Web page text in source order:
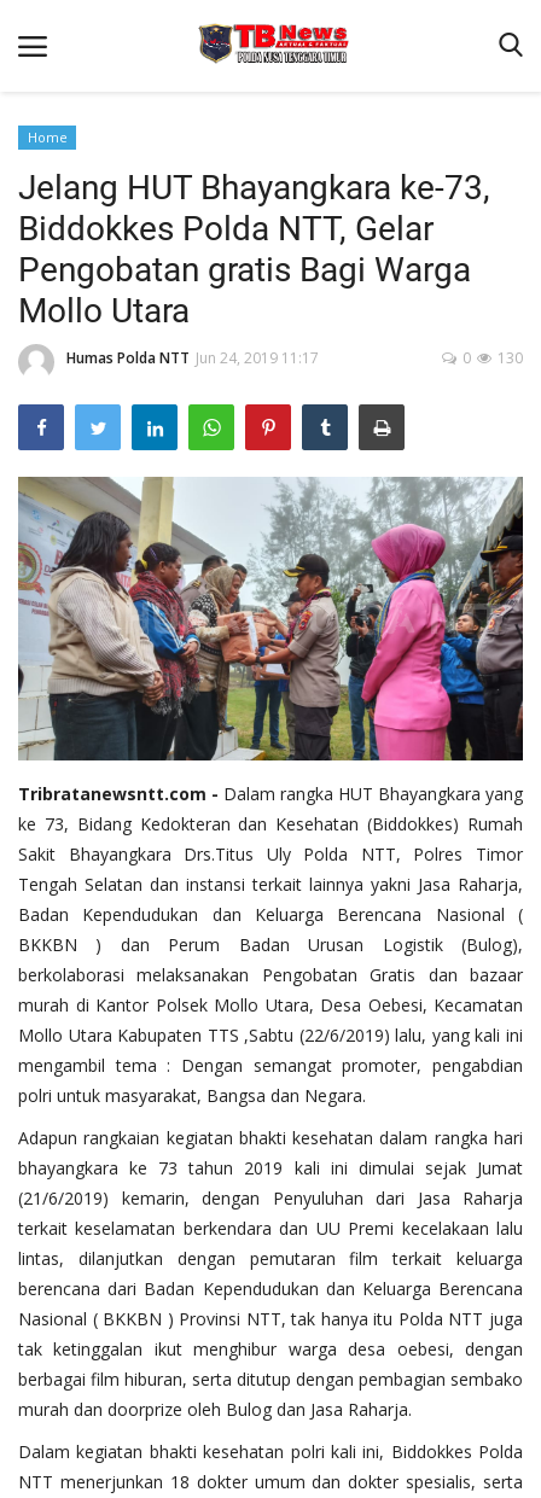
Beranda
Binkam
Terms & Conditions
Reskrim
Lantas
Polisi Kita
Mitra Polisi
Giat Ops
Link Polda NTT
Home
Jelang HUT Bhayangkara ke-73,
Biddokkes Polda NTT, Gelar
Pengobatan gratis Bagi Warga
Mollo Utara
Humas Polda NTT Jun 24, 2019 11:17 130
0
Tribratanewsntt.com - Dalam rangka HUT Bhayangkara yang
ke 73, Bidang Kedokteran dan Kesehatan (Biddokkes) Rumah
Sakit Bhayangkara Drs.Titus Uly Polda NTT, Polres Timor
Tengah Selatan dan instansi terkait lainnya yakni Jasa Raharja,
Badan Kependudukan dan Keluarga Berencana Nasional (
BKKBN ) dan Perum Badan Urusan Logistik (Bulog),
berkolaborasi melaksanakan Pengobatan Gratis dan bazaar
murah di Kantor Polsek Mollo Utara, Desa Oebesi, Kecamatan
Mollo Utara Kabupaten TTS ,Sabtu (22/6/2019) lalu, yang kali ini
mengambil tema : Dengan semangat promoter, pengabdian
polri untuk masyarakat, Bangsa dan Negara.
Adapun rangkaian kegiatan bhakti kesehatan dalam rangka hari
bhayangkara ke 73 tahun 2019 kali ini dimulai sejak Jumat
(21/6/2019) kemarin, dengan Penyuluhan dari Jasa Raharja
terkait keselamatan berkendara dan UU Premi kecelakaan lalu
lintas, dilanjutkan dengan pemutaran film terkait keluarga
berencana dari Badan Kependudukan dan Keluarga Berencana
Nasional ( BKKBN ) Provinsi NTT, tak hanya itu Polda NTT juga
tak ketinggalan ikut menghibur warga desa oebesi, dengan
berbagai film hiburan, serta ditutup dengan pembagian sembako
murah dan doorprize oleh Bulog dan Jasa Raharja.
Dalam kegiatan bhakti kesehatan polri kali ini, Biddokkes Polda
NTT menerjunkan 18 dokter umum dan dokter spesialis, serta